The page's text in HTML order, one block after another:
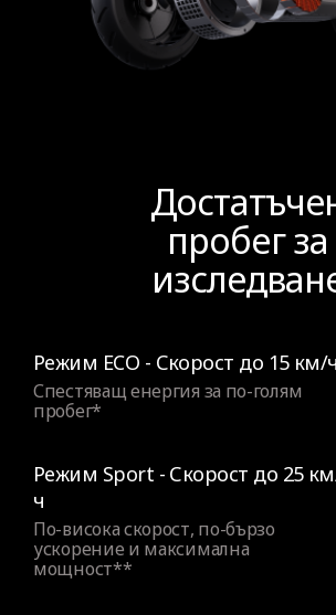
пробег за
Режим ECO - Скорост до 15 км/ч
Спестяващ енергия за по-голям
пробег*
Режим Sport - Скорост до 25
ч
По-висока скорост, по-бързо
ускорение и максимална
мощност**